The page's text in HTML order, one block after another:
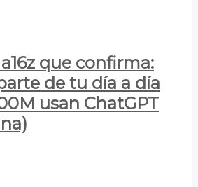
que confirma:
de tu día a día
usan ChatGPT